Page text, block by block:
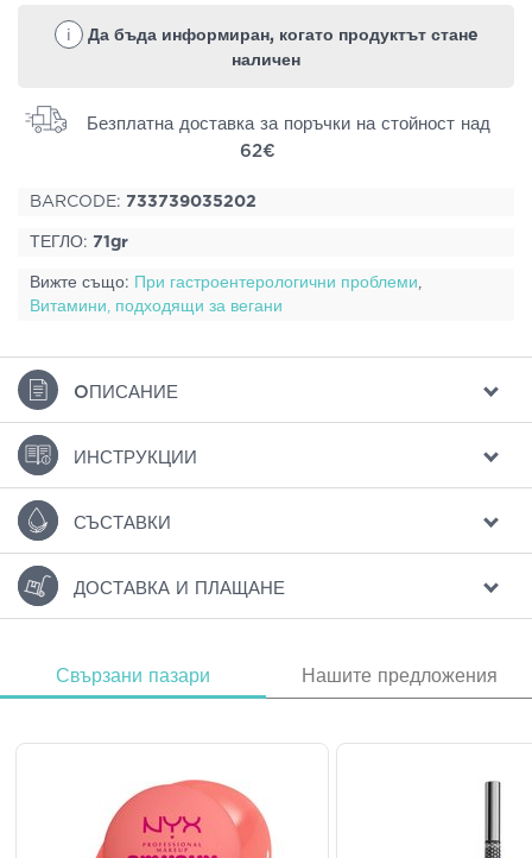
i
Да бъда информиран, когато продуктът станe
наличен
Безплатна доставка за поръчки на стойност над
62€
BARCODE: 733739035202
ТЕГЛО: 71gr
Вижте също: При гастроентерологични проблеми,
Витамини, подходящи за вегани
ΟПИСАНИЕ
ИНСТРУКЦИИ
СЪСТАВКИ
ДОСТАВКА И ПЛАЩАНЕ
Свързани пазари Нашите предложения